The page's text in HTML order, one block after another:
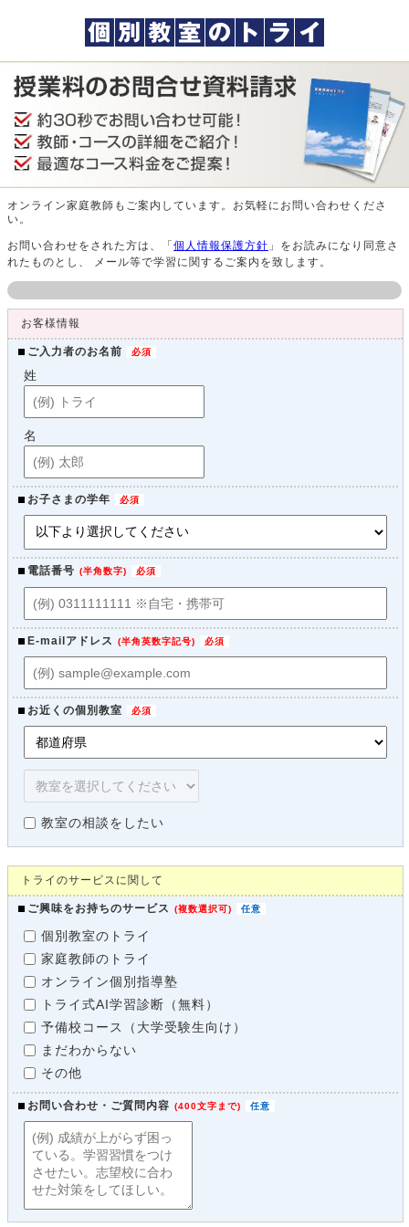
オンライン家庭教師もご案内しています。お気軽にお問い合わせくださ
い。
お問い合わせをされた方は、「個人情報保護方針 」をお読みになり同意さ
れたものとし、 メール等で学習に関するご案内を致します。
お客様情報
ご入力者のお名前
姓
名
お子さまの学年
電話番号 (半角数字)
E-mailアドレス (半角英数字記号)
お近くの個別教室
教室の相談をしたい
トライのサービスに関して
ご興味をお持ちのサービス (複数選択可)
個別教室のトライ
家庭教師のトライ
オンライン個別指導塾
トライ式AI学習診断（無料）
予備校コース（大学受験生向け）
まだわからない
その他
お問い合わせ・ご質問内容 (400文字まで)